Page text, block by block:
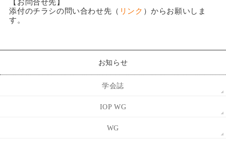
【お問合せ先】
添付のチラシの問い合わせ先（ リンク ）からお願いしま
す。
お知らせ
学会誌
IOP WG
WG